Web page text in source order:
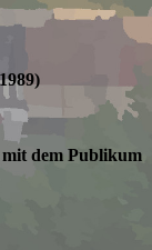
mit dem Publikum